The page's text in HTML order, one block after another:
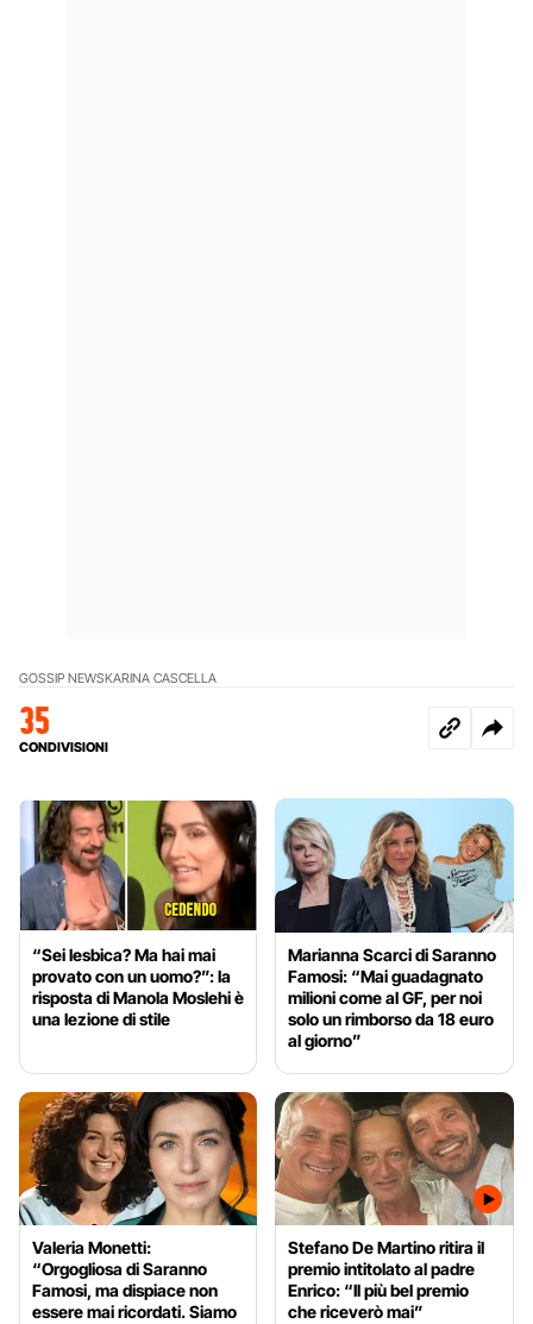
GOSSIP NEWSKARINA CASCELLA
35
CONDIVISIONI
“Sei lesbica? Ma hai mai
provato con un uomo?”: la
risposta di Manola Moslehi è
una lezione di stile
Marianna Scarci di Saranno
Famosi: “Mai guadagnato
milioni come al GF, per noi
solo un rimborso da 18 euro
al giorno”
Valeria Monetti:
“Orgogliosa di Saranno
Famosi, ma dispiace non
essere mai ricordati. Siamo
Stefano De Martino ritira il
premio intitolato al padre
Enrico: “Il più bel premio
che riceverò mai”